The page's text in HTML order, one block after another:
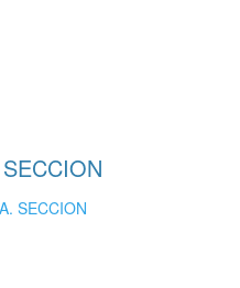
SECCION